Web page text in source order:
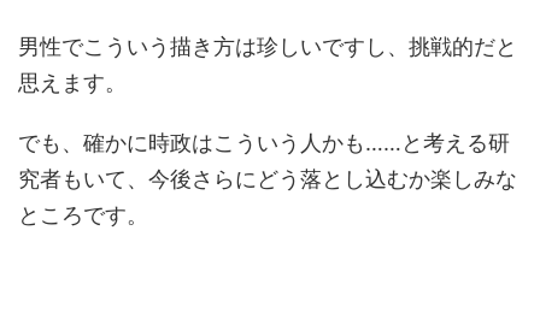
男性でこういう描き方は珍しいですし、挑戦的だと
思えます。
でも、確かに時政はこういう人かも……と考える研
究者もいて、今後さらにどう落とし込むか楽しみな
ところです。